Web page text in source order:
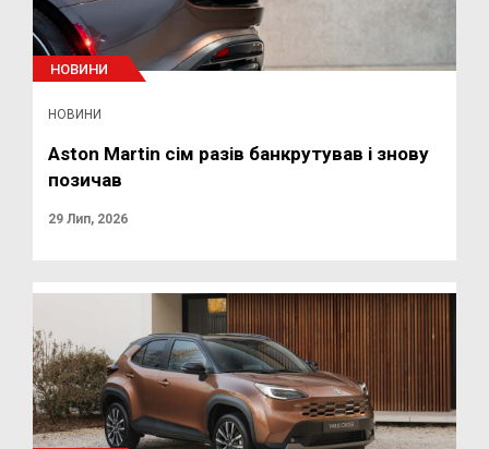
НОВИНИ
НОВИНИ
Aston Martin сім разів банкрутував і знову
позичав
29 Лип, 2026